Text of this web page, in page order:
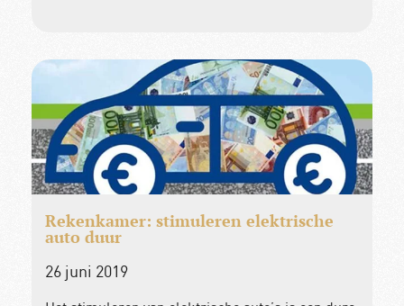
Rekenkamer: stimuleren elektrische
auto duur
26 juni 2019